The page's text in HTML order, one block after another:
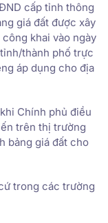
cấp tỉnh thông
giá đất được xây
khai vào ngày
tỉnh/thành phố trực
áp dụng cho địa
Chính phủ điều
trên thị trường
bảng giá đất cho
trong các trường